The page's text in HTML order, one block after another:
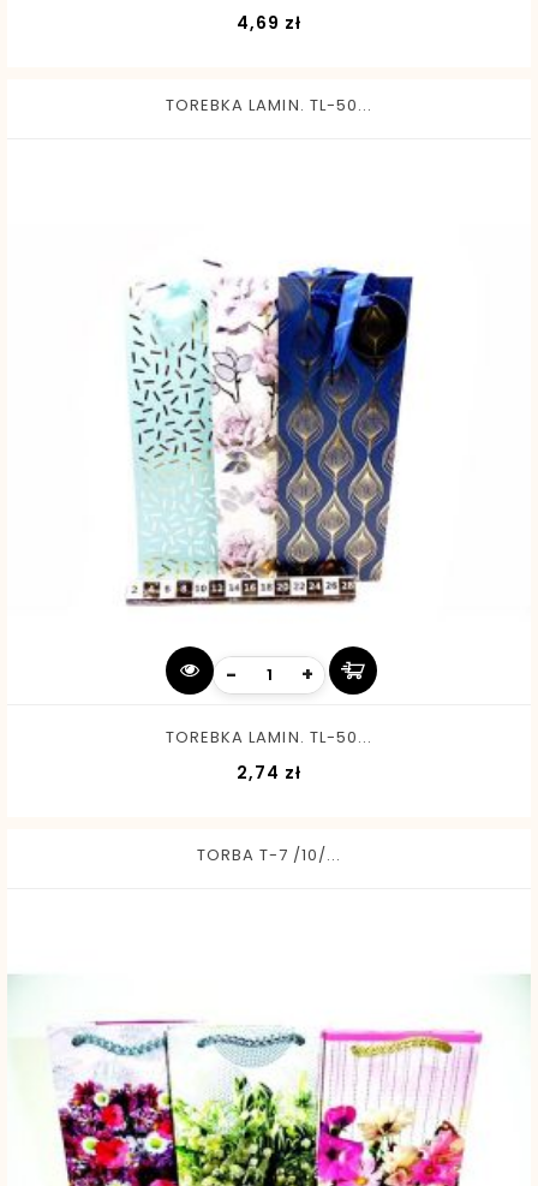
4,69 złCena
TOREBKA LAMIN. TL-50...
- +
TOREBKA LAMIN. TL-50...
2,74 złCena
TORBA T-7 /10/...